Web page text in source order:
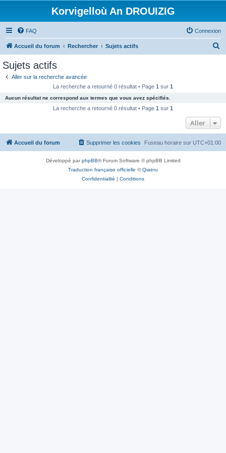
Korvigelloù An DROUIZIG
FAQ Connexion
Accueil du forum Rechercher Sujets actifs
c
e
Sujets actifs
Aller sur la recherche avancée
La recherche a retourné 0 résultat • Page 1 sur 1
Aucun résultat ne correspond aux termes que vous avez spécifiés.
La recherche a retourné 0 résultat • Page 1 sur 1
Aller
Accueil du forum Fuseau horaire sur UTC+01:00
Supprimer les cookies
Développé parphpBB® Forum Software © phpBB Limited
Traduction française officielle ©Qiaeru
Confidentialité | Conditions